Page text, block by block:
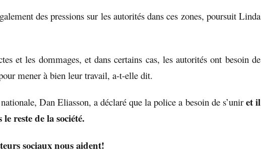
des pressions sur les autorités dans ces zones, poursuit Linda
et les dommages, et dans certains cas, les autorités ont besoin de
mener à bien leur travail, a-t-elle dit.
Dan Eliasson, a déclaré que la police a besoin de s’uniret il
reste de la société.
sociaux nous aident!